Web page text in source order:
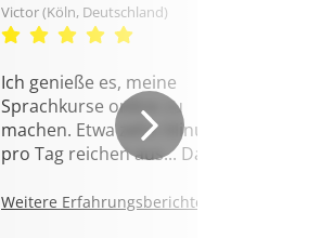
Victor (Köln, Deutschland)
Ich genieße es, meine
Sprachkurse online zu
machen. Etwa zehn Minuten
pro Tag reichen aus... Danke!
Weitere Erfahrungsberichte.